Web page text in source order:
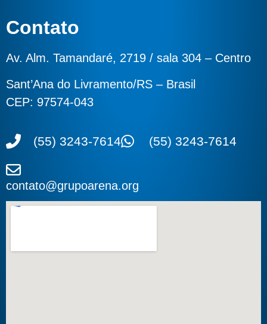
Contato
Av. Alm. Tamandaré, 2719 / sala 304 – Centro
Sant’Ana do Livramento/RS – Brasil
CEP: 97574-043
(55) 3243-7614 (55) 3243-7614
contato@grupoarena.org